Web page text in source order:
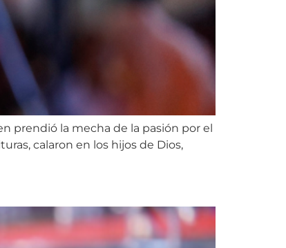
prendió la mecha de la pasión por el
calaron en los hijos de Dios,